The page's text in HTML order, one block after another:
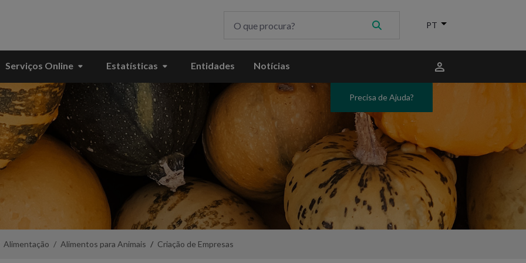
Menu
Serviços Online Estatísticas Entidades Notícias
Precisa de Ajuda?
Alimentação Alimentos para Animais Criação de Empresas